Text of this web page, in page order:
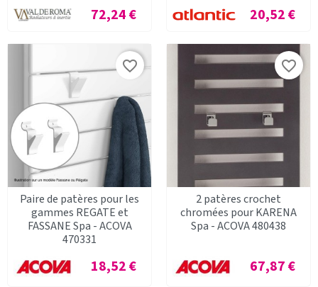
Prix
72,24 € Prix
20,52 €
Paire de patères pour les
gammes REGATE et
FASSANE Spa - ACOVA
470331
Prix
18,52 €
favorite_border
2 patères crochet
chromées pour KARENA
Spa - ACOVA 480438
Prix
67,87 €
favorite_border